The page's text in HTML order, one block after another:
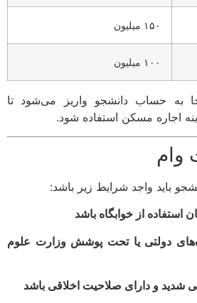
حساب دانشجو واریز می‌شود تا
مسکن استفاده شود.
واجد شرایط زیر باشد:
از خوابگاه باشد
دولتی یا تحت پوشش وزارت علوم
و دارای صلاحیت اخلاقی باشد